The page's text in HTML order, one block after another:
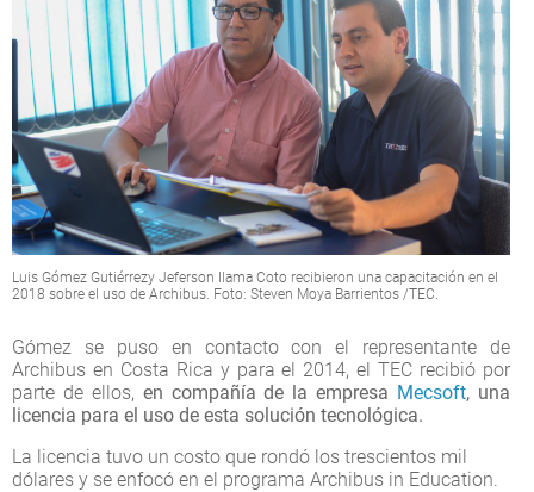
Luis Gómez Gutiérrezy Jeferson Ilama Coto recibieron una capacitación en el
2018 sobre el uso de Archibus. Foto: Steven Moya Barrientos /TEC.
Gómez se puso en contacto con el representante de
Archibus en Costa Rica y para el 2014, el TEC recibió por
parte de ellos, en compañía de la empresa Mecsoft, una
licencia para el uso de esta solución tecnológica.
La licencia tuvo un costo que rondó los trescientos mil
dólares y se enfocó en el programa Archibus in Education.